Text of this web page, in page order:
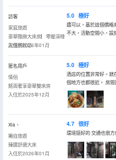
訪客
家庭旅遊
豪華雅緻大床房▏零壓深睡
記憶棉枕芯
入住於2026年01月
5.0 極好
還可以，基於這個價格
不大，活動空間小，設
匿名用戶
情侶
銘雨奢享豪華雙床房
入住於2025年12月
5.0 極好
酒店的位置非常好。就
個地方也都很近。 房
Xia、
獨自旅遊
臻選舒適大床
入住於2026年01月
4.7 很好
環境挺好的 交通也很